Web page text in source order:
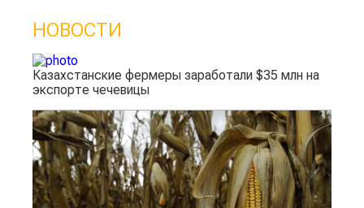
НОВОСТИ
Казахстанские фермеры заработали $35 млн на
экспорте чечевицы